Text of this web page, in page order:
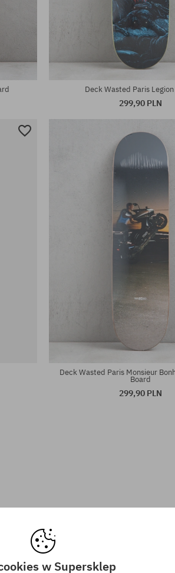
Dostępne rozmiary:
Deck Wasted Paris
299,90 PLN
Deck Wasted Paris Monsieur
Board
299,90 PLN
w Supersklep